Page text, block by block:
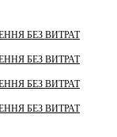
БЕЗ ВИТРАТ
БЕЗ ВИТРАТ
БЕЗ ВИТРАТ
БЕЗ ВИТРАТ